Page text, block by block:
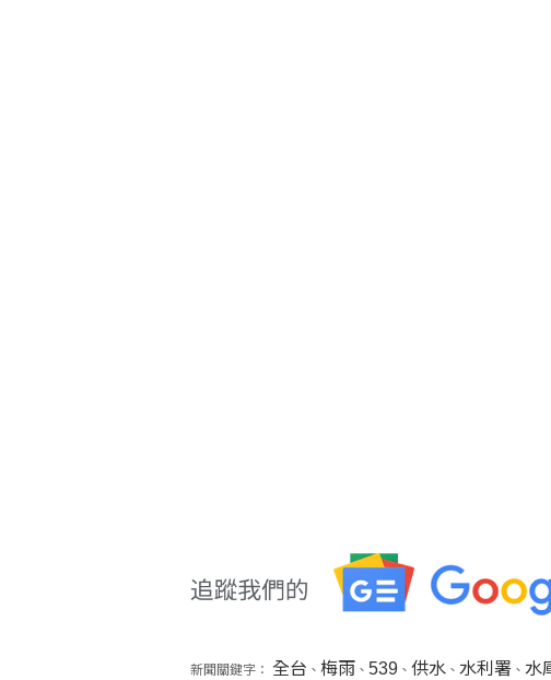
新聞關鍵字： 全台 、 梅雨 、 539、 供水、 水利署、 水